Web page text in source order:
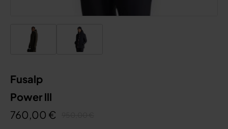
Fusalp
Power lll
760,00 €